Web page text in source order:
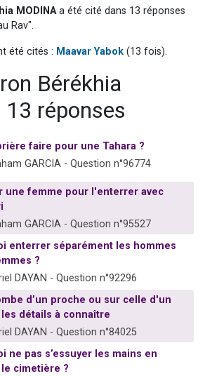
2 personnes viennent de nous rejoindre sur WhatsApp
Il reste 49 places pour étudier en groupe sur Zoom
12 nouvelles musiques dans Torah-Box Music
MODINAa été cité dans 13 réponses
Rav".
été cités : Maavar Yabok (13 fois).
Bérékhia
réponses
faire pour une Tahara ?
GARCIA - Question n°96774
une femme pour l'enterrer avec
GARCIA - Question n°95527
enterrer séparément les hommes
?
DAYAN - Question n°92296
d’un proche ou sur celle d'un
les détails à connaître
DAYAN - Question n°84025
ne pas s’essuyer les mains en
cimetière ?